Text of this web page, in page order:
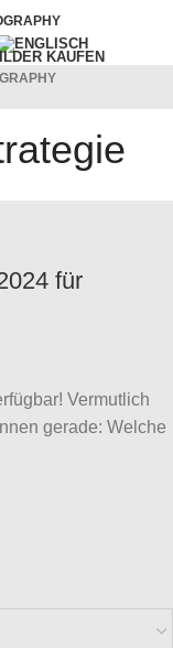
KAUFEN
BLOG
für
Vermutlich
gerade: Welche